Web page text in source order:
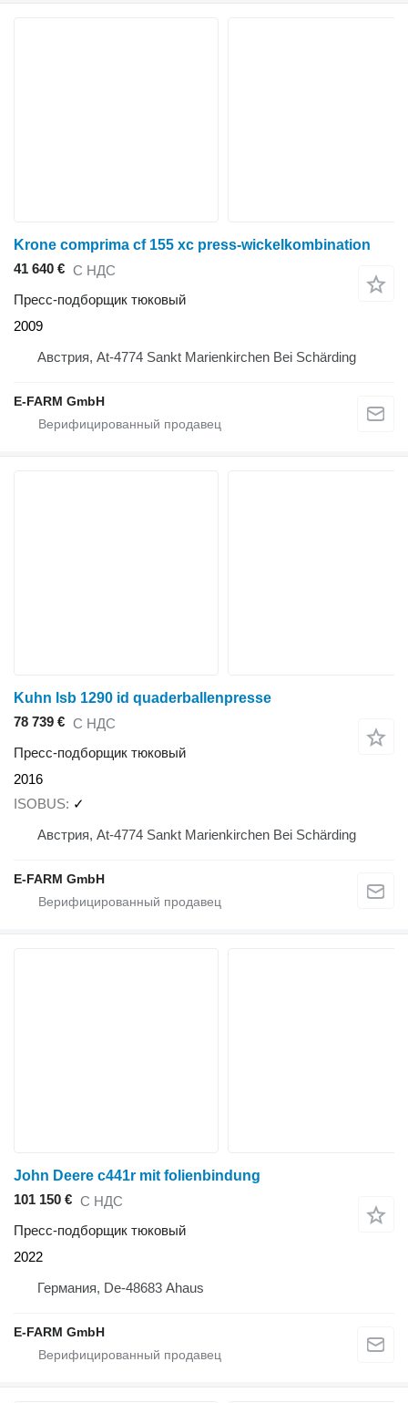
Krone comprima cf 155 xc press-wickelkombination
41 640 € С НДС
Пресс-подборщик тюковый
2009
Австрия, At-4774 Sankt Marienkirchen Bei Schärding
E-FARM GmbH
Kuhn lsb 1290 id quaderballenpresse
78 739 € С НДС
Пресс-подборщик тюковый
2016
ISOBUS ✓
Австрия, At-4774 Sankt Marienkirchen Bei Schärding
E-FARM GmbH
John Deere c441r mit folienbindung
101 150 € С НДС
Пресс-подборщик тюковый
2022
Германия, De-48683 Ahaus
E-FARM GmbH